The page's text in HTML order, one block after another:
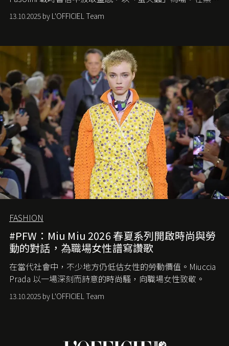
中找尋希望的微光。
13.10.2025 by L'OFFICIEL Team
FASHION
#PFW：Miu Miu 2026 春夏系列開啟時尚與勞
動的對話，為職場女性譜寫讚歌
在當代社會中，不少地方仍低估女性的勞動價值。 Miuccia
Prada 以一場深刻而詩意的時尚騷，向職場女性致敬。
13.10.2025 by L'OFFICIEL Team